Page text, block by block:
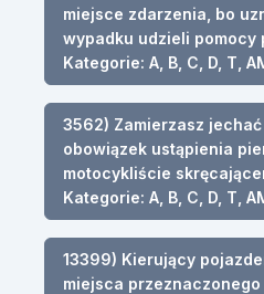
miejsce zdarzenia, bo
wypadku udzieli pomocy
Kategorie: A, B, C, D, T,
3562) Zamierzasz
obowiązek ustąpienia
motocykliście
Kategorie: A, B, C, D, T,
13399) Kierujący
miejsca